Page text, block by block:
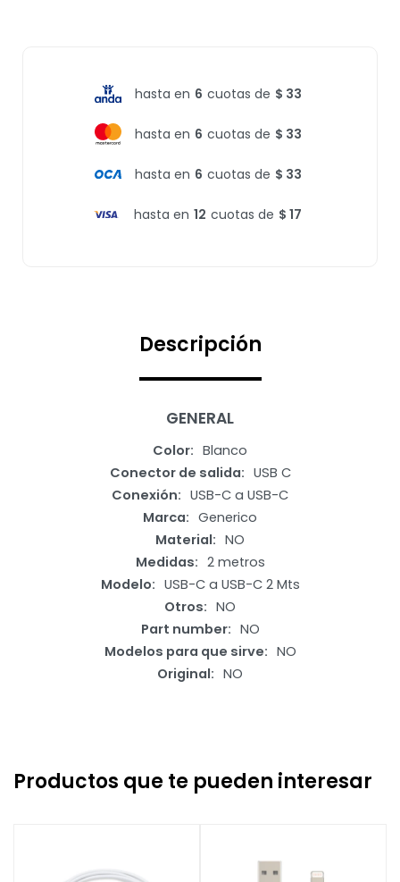
hasta en 6 cuotas de $ 33
hasta en 6 cuotas de $ 33
hasta en 6 cuotas de $ 33
hasta en 12 cuotas de $ 17
Descripción
GENERAL
Color
Blanco
Conector de salida
USB C
Conexión
USB-C a USB-C
Marca
Generico
Material
NO
Medidas
2 metros
Modelo
USB-C a USB-C 2 Mts
Otros
NO
Part number
NO
Modelos para que sirve
NO
Original
NO
Productos que te pueden interesar